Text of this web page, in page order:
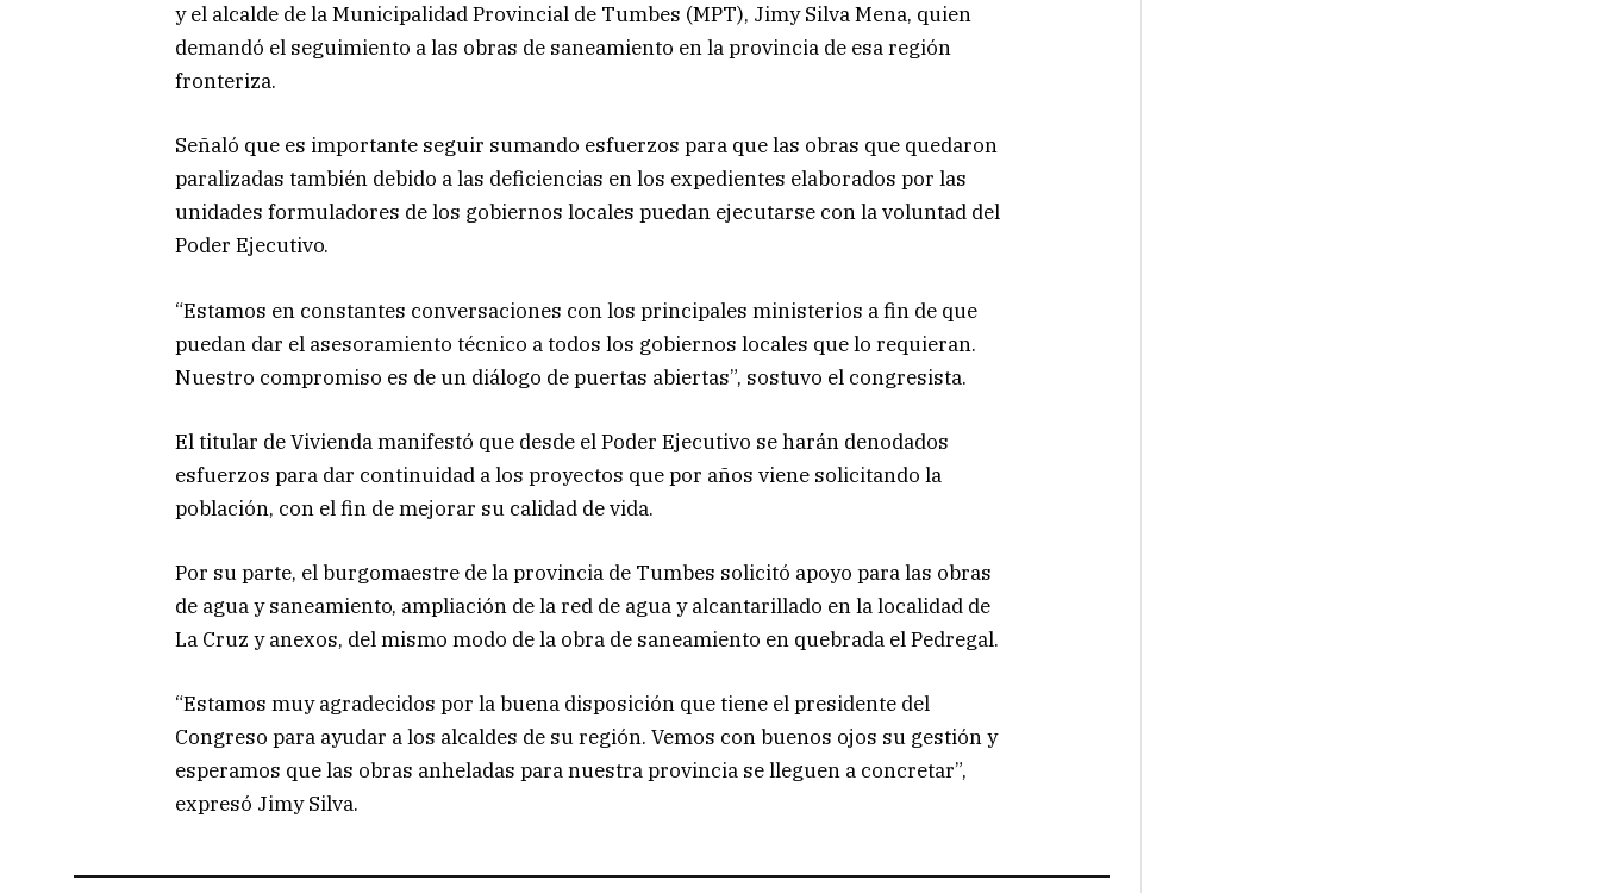
y el alcalde de la Municipalidad Provincial de Tumbes (MPT), Jimy Silva Mena, quien
demandó el seguimiento a las obras de saneamiento en la provincia de esa región
fronteriza.
Señaló que es importante seguir sumando esfuerzos para que las obras que quedaron
paralizadas también debido a las deficiencias en los expedientes elaborados por las
unidades formuladores de los gobiernos locales puedan ejecutarse con la voluntad del
Poder Ejecutivo.
“Estamos en constantes conversaciones con los principales ministerios a fin de que
puedan dar el asesoramiento técnico a todos los gobiernos locales que lo requieran.
Nuestro compromiso es de un diálogo de puertas abiertas”, sostuvo el congresista.
El titular de Vivienda manifestó que desde el Poder Ejecutivo se harán denodados
esfuerzos para dar continuidad a los proyectos que por años viene solicitando la
población, con el fin de mejorar su calidad de vida.
Por su parte, el burgomaestre de la provincia de Tumbes solicitó apoyo para las obras
de agua y saneamiento, ampliación de la red de agua y alcantarillado en la localidad de
La Cruz y anexos, del mismo modo de la obra de saneamiento en quebrada el Pedregal.
“Estamos muy agradecidos por la buena disposición que tiene el presidente del
Congreso para ayudar a los alcaldes de su región. Vemos con buenos ojos su gestión y
esperamos que las obras anheladas para nuestra provincia se lleguen a concretar”,
expresó Jimy Silva.